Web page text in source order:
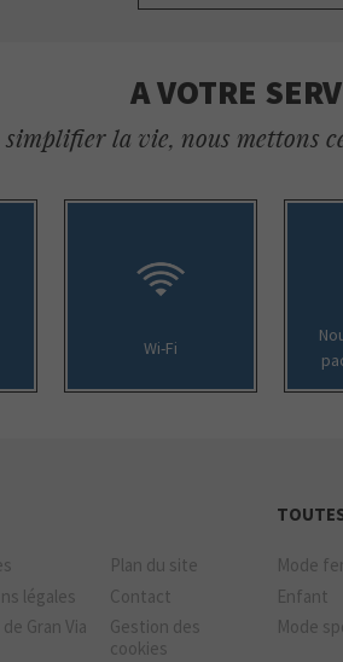
A VOTRE
la vie, nous mettons
Wi-Fi
Plan du site
légales
Contact
Gran Via
Gestion des
cookies
Mode
Enfant
Mode